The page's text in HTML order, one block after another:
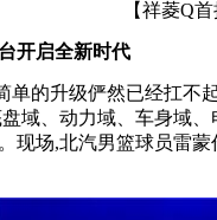
【祥菱Q
开启全新时代
单的升级俨然已经扛不
域、动力域、车身域
现场,北汽男篮球员雷